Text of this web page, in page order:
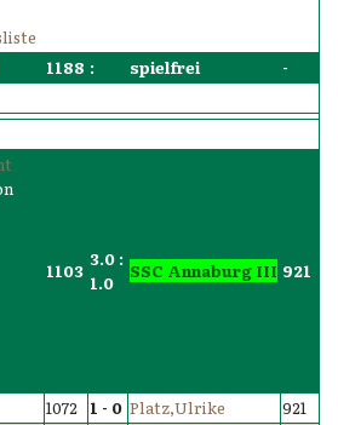
1188 : spielfrei -
1103
3.0 :
1.0
SSC Annaburg III 921
1072 1 - 0 Platz,Ulrike
921